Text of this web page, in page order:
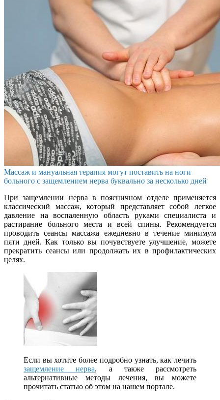
Массаж и мануальная терапия могут поставить на ноги
больного с защемлением нерва буквально за несколько дней
При защемлении нерва в поясничном отделе применяется
классический массаж, который представляет собой легкое
давление на воспаленную область руками специалиста и
растирание больного места и всей спины. Рекомендуется
проводить сеансы массажа ежедневно в течение минимум
пяти дней. Как только вы почувствуете улучшение, можете
прекратить сеансы или продолжать их в профилактических
целях.
Если вы хотите более подробно узнать, как лечить
защемление нерва, а также рассмотреть
альтернативные методы лечения, вы можете
прочитать статью об этом на нашем портале.